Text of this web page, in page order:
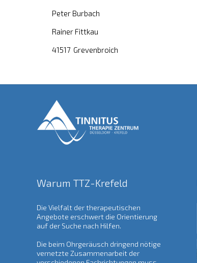
Peter Burbach
Rainer Fittkau
41517 Grevenbroich
Warum TTZ-Krefeld
Die Vielfalt der therapeutischen
Angebote erschwert die Orientierung
auf der Suche nach Hilfen.
Die beim Ohrgeräusch dringend nötige
vernetzte Zusammenarbeit der